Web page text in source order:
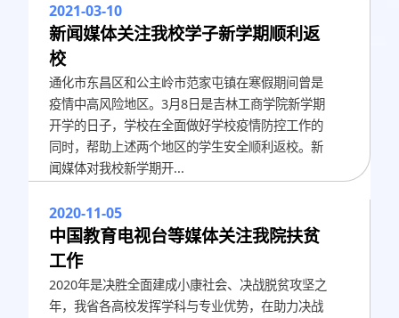
2021-03-10
新闻媒体关注我校学子新学期顺利返
校
通化市东昌区和公主岭市范家屯镇在寒假期间曾是
疫情中高风险地区。3月8日是吉林工商学院新学期
开学的日子，学校在全面做好学校疫情防控工作的
同时，帮助上述两个地区的学生安全顺利返校。新
闻媒体对我校新学期开...
2020-11-05
中国教育电视台等媒体关注我院扶贫
工作
2020年是决胜全面建成小康社会、决战脱贫攻坚之
年，我省各高校发挥学科与专业优势，在助力决战